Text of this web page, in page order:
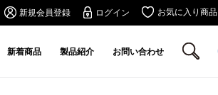
新規会員登録 ログイン お気に入り商品
新着商品 製品紹介 お問い合わせ